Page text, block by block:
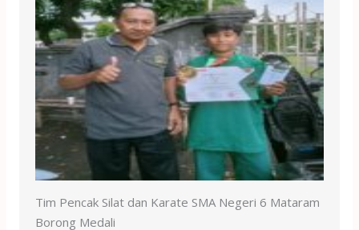
Tim Pencak Silat dan Karate SMA Negeri 6 Mataram
Borong Medali